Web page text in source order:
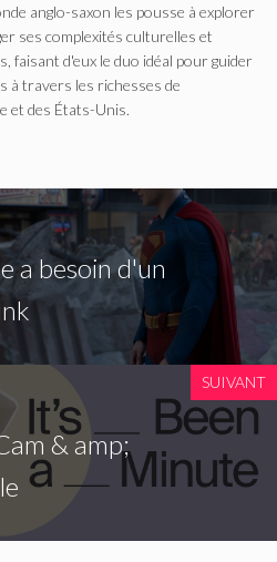
anglo-saxon les pousse à explorer
ses complexités culturelles et
faisant d'eux le duo idéal pour guider
à travers les richesses de
et des États-Unis.
a besoin d'un
SUIVANT
& amp;